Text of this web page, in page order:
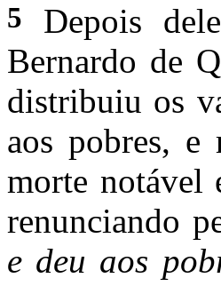
5
Depois
Bernardo de
distribuiu os
aos pobres, e
morte
renunciando
e deu aos